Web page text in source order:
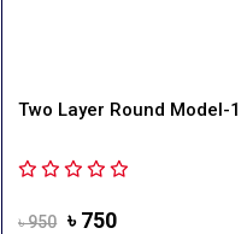
Two Layer Round Model-2
৳ 1200 ৳ 750